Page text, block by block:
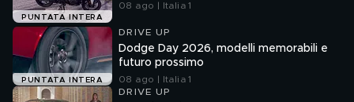
PUNTATA INTERA
08 ago | Italia 1
PUNTATA INTERA
DRIVE UP
Dodge Day 2026, modelli memorabili e
futuro prossimo
08 ago | Italia 1
DRIVE UP